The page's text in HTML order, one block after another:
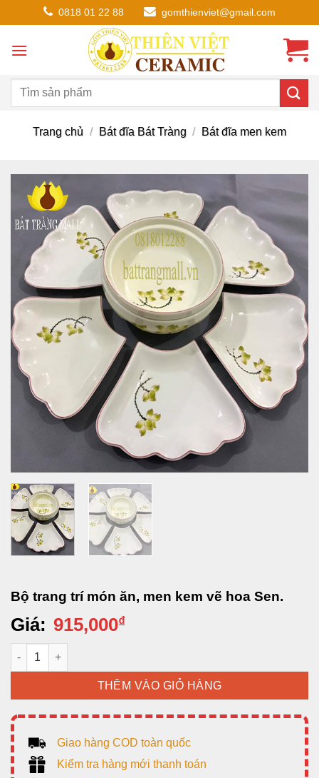
đến
nội
0818 01 22 88 gomthienviet@gmail.com
Trang chủ / Bát đĩa Bát Tràng / Bát đĩa men kem
Bộ trang trí món ăn, men kem vẽ hoa Sen.
Giá: 915,000₫
Bộ trang trí món ăn, men kem vẽ hoa Sen. số lượng
THÊM VÀO GIỎ HÀNG
Giao hàng COD toàn quốc
Kiểm tra hàng mới thanh toán